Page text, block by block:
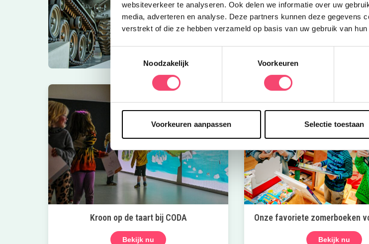
websiteverkeer te analyseren. Ook delen we informatie over uw
media, adverteren en analyse. Deze partners kunnen deze gegevens
verstrekt of die ze hebben verzameld op basis van uw gebruik van
Toestemmingsselectie
Noodzakelijk
Voorkeuren
Voorkeuren aanpassen Selectie toestaan
Kroon op de taart bij CODA
Bekijk nu
Onze favoriete zomerboeken
Bekijk nu